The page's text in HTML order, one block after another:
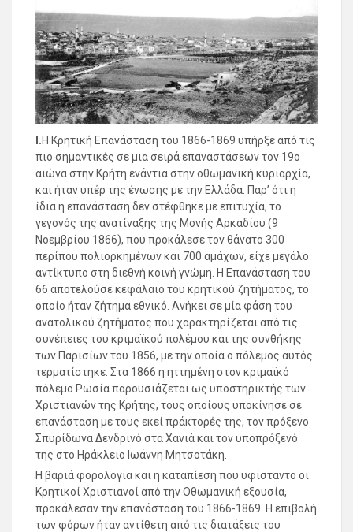
Ι.Η Κρητική Επανάσταση του 1866-1869 υπήρξε από τις
πιο σημαντικές σε μια σειρά επαναστάσεων τον 19ο
αιώνα στην Κρήτη ενάντια στην οθωμανική κυριαρχία,
και ήταν υπέρ της ένωσης με την Ελλάδα. Παρ’ ότι η
ίδια η επανάσταση δεν στέφθηκε με επιτυχία, το
γεγονός της ανατίναξης της Μονής Αρκαδίου (9
Νοεμβρίου 1866), που προκάλεσε τον θάνατο 300
περίπου πολιορκημένων και 700 αμάχων, είχε μεγάλο
αντίκτυπο στη διεθνή κοινή γνώμη. Η Επανάσταση του
66 αποτελούσε κεφάλαιο του κρητικού ζητήματος, το
οποίο ήταν ζήτημα εθνικό. Ανήκει σε μία φάση του
ανατολικού ζητήματος που χαρακτηρίζεται από τις
συνέπειες του κριμαϊκού πολέμου και της συνθήκης
των Παρισίων του 1856, με την οποία ο πόλεμος αυτός
τερματίστηκε. Στα 1866 η ηττημένη στον κριμαϊκό
πόλεμο Ρωσία παρουσιάζεται ως υποστηρικτής των
Χριστιανών της Κρήτης, τους οποίους υποκίνησε σε
επανάσταση με τους εκεί πράκτορές της, τον πρόξενο
Σπυρίδωνα Δενδρινό στα Χανιά και τον υποπρόξενό
της στο Ηράκλειο Ιωάννη Μητσοτάκη.
H βαριά φορολογία και η καταπίεση που υφίσταντο οι
Κρητικοί Χριστιανοί από την Οθωμανική εξουσία,
προκάλεσαν την επανάσταση του 1866-1869. Η επιβολή
των φόρων ήταν αντίθετη από τις διατάξεις του